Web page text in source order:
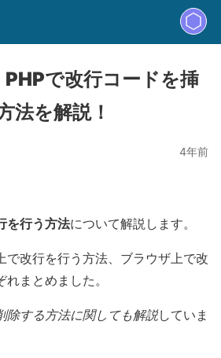
PHPで改行コードを挿
法を解説！
4年前
を行う方法について解説します。
で改行を行う方法、ブラウザ上で改
まとめました。
除する方法に関しても解説していま